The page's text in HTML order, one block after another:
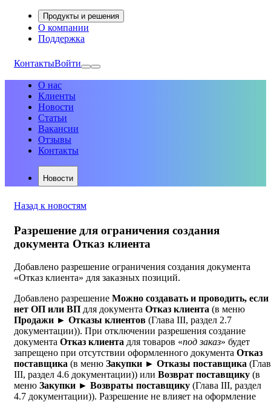
Продукты и решения
О компании
Поддержка
КонтактыВойти
О нас
Клиенты
Новости
Статьи
Вакансии
Отзывы
Контакты
Новости
Назад к новостям
Разрешение для ограничения создания
документа Отказ клиента
Добавлено разрешение ограничения создания документа
«Отказ клиента» для заказных позиций.
Добавлено разрешение Можно создавать и проводить, если
нет ОП или ВП для документа Отказ клиента (в меню
Продажи ► Отказы клиентов (Глава III, раздел 2.7
документации)). При отключении разрешения создание
документа Отказ клиента для товаров «под заказ» будет
запрещено при отсутствии оформленного документа Отказ
поставщика (в меню Закупки ► Отказы поставщика
III, раздел 4.6 документации)) или Возврат поставщику (в
меню Закупки ► Возвраты поставщику (Глава III, раздел
4.7 документации)). Разрешение не влияет на оформление